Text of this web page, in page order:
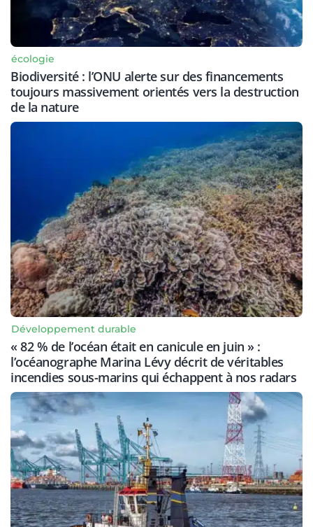
écologie
Biodiversité : l’ONU alerte sur des financements
toujours massivement orientés vers la destruction
de la nature
Développement durable
« 82 % de l’océan était en canicule en juin » :
l’océanographe Marina Lévy décrit de véritables
incendies sous-marins qui échappent à nos radars